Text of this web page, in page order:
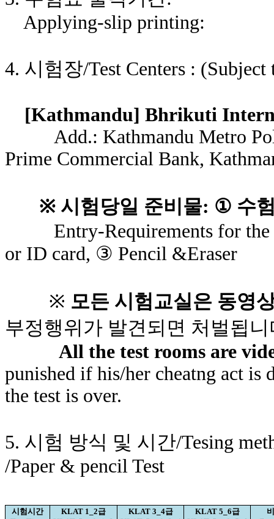
Applying-slip printing:
4. 시험장/Test Centers : (Subject
[Kathmandu] Bhrikuti
Add.: Kathmandu Metro
Prime Commercial Bank,
※ 시험당일 준비물: ① 수
Entry-Requirements for the
or ID card, ③ Pencil &Eraser
※ 모든 시험교실은 동영
부정행위가 발견되면 처벌됩니
All the test rooms are
punished if his/her cheatng act is
the test is over.
5. 시험 방식 및 시간/Tesing
/Paper & pencil Test
시험시간
KLAT 1_2급
KLAT 3_4급
KLAT 5_6급